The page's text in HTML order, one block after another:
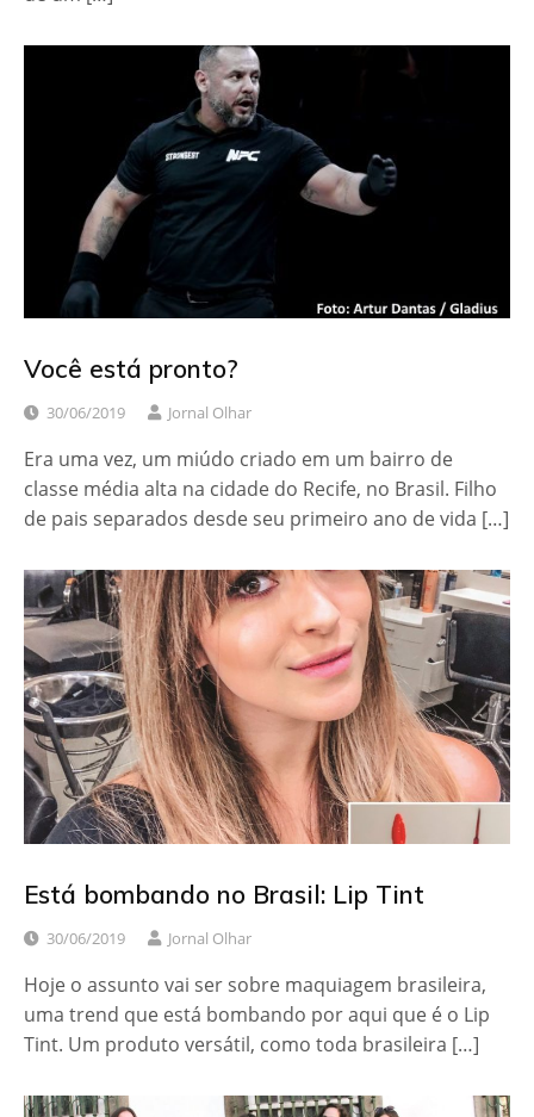
Você está pronto?
30/06/2019 Jornal Olhar
Era uma vez, um miúdo criado em um bairro de
classe média alta na cidade do Recife, no Brasil. Filho
de pais separados desde seu primeiro ano de vida […]
Está bombando no Brasil: Lip Tint
30/06/2019 Jornal Olhar
Hoje o assunto vai ser sobre maquiagem brasileira,
uma trend que está bombando por aqui que é o Lip
Tint. Um produto versátil, como toda brasileira […]